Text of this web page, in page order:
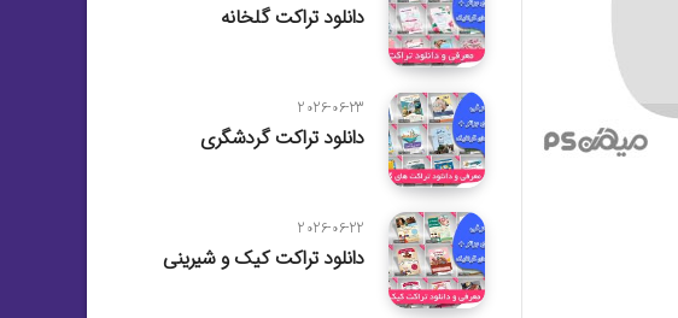
دانلود تراکت گلخانه
2026-06-23
دانلود تراکت گردشگری
2026-06-22
دانلود تراکت کیک و شیرینی